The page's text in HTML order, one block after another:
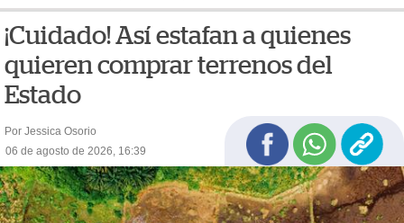
¡Cuidado! Así estafan a quienes
quieren comprar terrenos del
Estado
Por Jessica Osorio
06 de agosto de 2026, 16:39